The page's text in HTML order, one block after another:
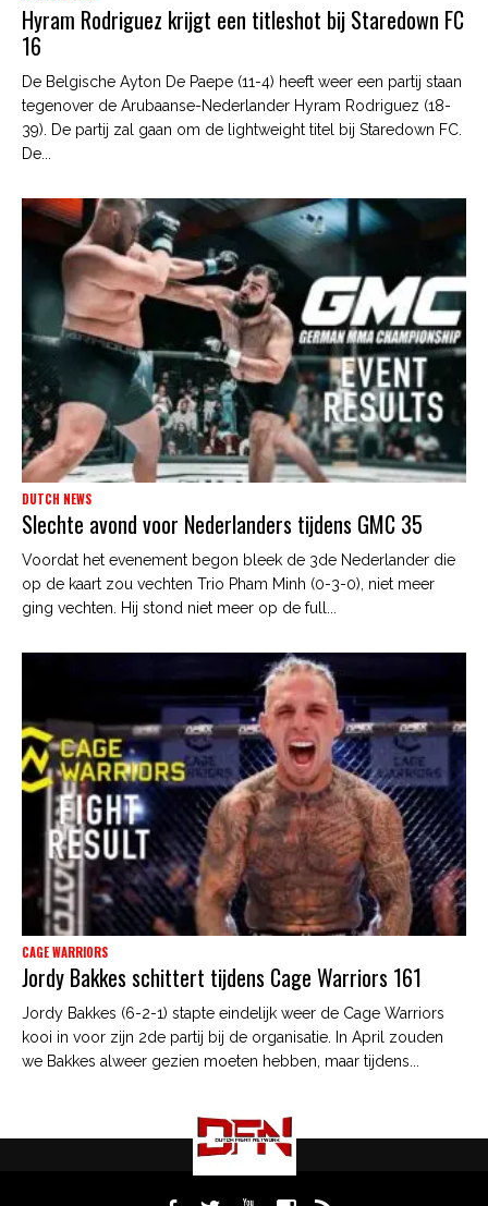
Hyram Rodriguez krijgt een titleshot bij Staredown FC
16
De Belgische Ayton De Paepe (11-4) heeft weer een partij staan
tegenover de Arubaanse-Nederlander Hyram Rodriguez (18-
39). De partij zal gaan om de lightweight titel bij Staredown FC.
De...
DUTCH NEWS
Slechte avond voor Nederlanders tijdens GMC 35
Voordat het evenement begon bleek de 3de Nederlander die
op de kaart zou vechten Trio Pham Minh (0-3-0), niet meer
ging vechten. Hij stond niet meer op de full...
CAGE WARRIORS
Jordy Bakkes schittert tijdens Cage Warriors 161
Jordy Bakkes (6-2-1) stapte eindelijk weer de Cage Warriors
kooi in voor zijn 2de partij bij de organisatie. In April zouden
we Bakkes alweer gezien moeten hebben, maar tijdens...